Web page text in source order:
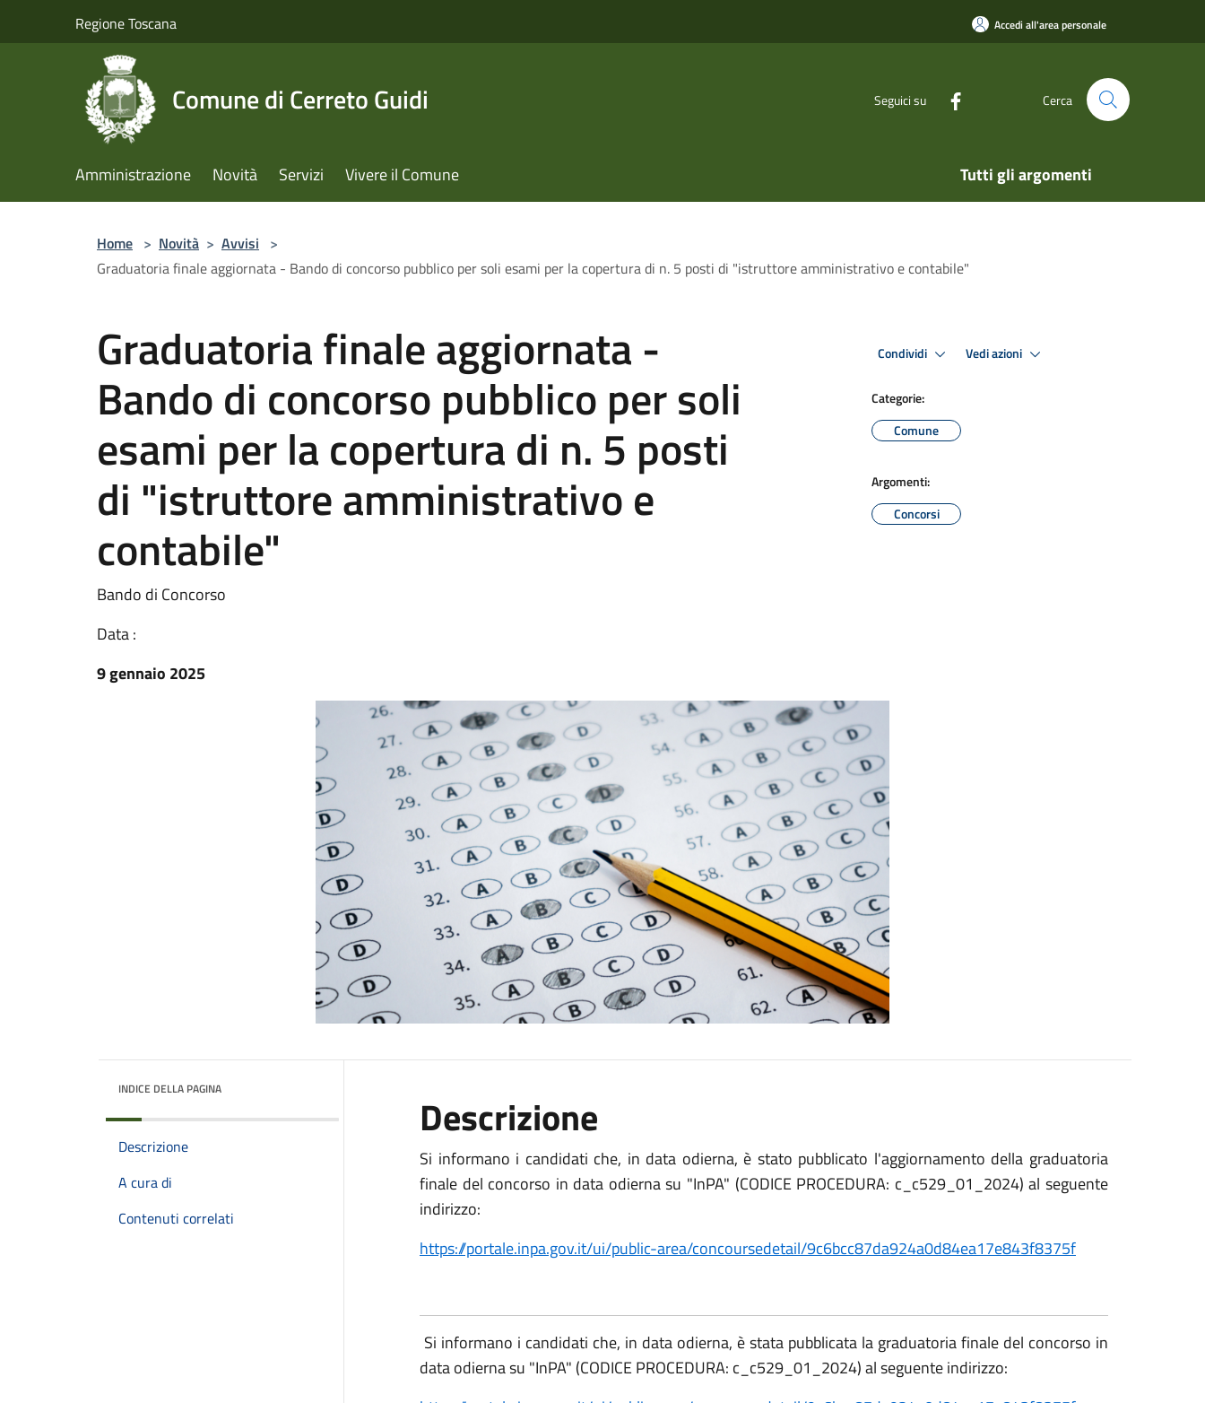
Regione Toscana Accedi all'area personale
Comune di Cerreto Guidi Seguici su Cerca
Amministrazione Novità Servizi Vivere il Comune Tutti gli argomenti
Home > Novità > Avvisi >
Graduatoria finale aggiornata - Bando di concorso pubblico per soli esami per la copertura di n. 5 posti di "istruttore amministrativo e contabile"
Graduatoria finale aggiornata -
Bando di concorso pubblico per soli
esami per la copertura di n. 5 posti
di "istruttore amministrativo e
contabile"
Bando di Concorso
Data :
9 gennaio 2025
Condividi Vedi azioni
Categorie:
Comune
Argomenti:
Concorsi
INDICE DELLA PAGINA
Descrizione
A cura di
Contenuti correlati
Descrizione
Si informano i candidati che, in data odierna, è stato pubblicato l'aggiornamento della graduatoria
finale del concorso in data odierna su "InPA" (CODICE PROCEDURA: c_c529_01_2024) al seguente
indirizzo:
https://portale.inpa.gov.it/ui/public-area/concoursedetail/9c6bcc87da924a0d84ea17e843f8375f
Si informano i candidati che, in data odierna, è stata pubblicata la graduatoria finale del concorso in
data odierna su "InPA" (CODICE PROCEDURA: c_c529_01_2024) al seguente indirizzo: